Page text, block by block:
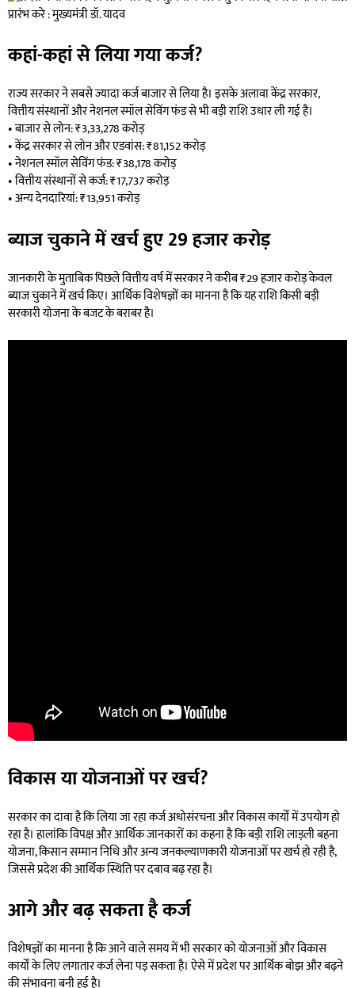
कहां-कहां से लिया गया कर्ज?
राज्य सरकार ने सबसे ज्यादा कर्ज बाजार से लिया है। इसके अलावा केंद्र सरकार,
वित्तीय संस्थानों और नेशनल स्मॉल सेविंग फंड से भी बड़ी राशि उधार ली गई है।
• बाजार से लोन: ₹3,33,278 करोड़
• केंद्र सरकार से लोन और एडवांस: ₹81,152 करोड़
• नेशनल स्मॉल सेविंग फंड: ₹38,178 करोड़
• वित्तीय संस्थानों से कर्ज: ₹17,737 करोड़
• अन्य देनदारियां: ₹13,951 करोड़
ब्याज चुकाने में खर्च हुए 29 हजार करोड़
जानकारी के मुताबिक पिछले वित्तीय वर्ष में सरकार ने करीब ₹29 हजार करोड़ केवल
ब्याज चुकाने में खर्च किए। आर्थिक विशेषज्ञों का मानना है कि यह राशि किसी बड़ी
सरकारी योजना के बजट के बराबर है।
विकास या योजनाओं पर खर्च?
सरकार का दावा है कि लिया जा रहा कर्ज अधोसंरचना और विकास कार्यों में उपयोग हो
रहा है। हालांकि विपक्ष और आर्थिक जानकारों का कहना है कि बड़ी राशि लाड़ली बहना
योजना, किसान सम्मान निधि और अन्य जनकल्याणकारी योजनाओं पर खर्च हो रही है,
जिससे प्रदेश की आर्थिक स्थिति पर दबाव बढ़ रहा है।
आगे और बढ़ सकता है कर्ज
विशेषज्ञों का मानना है कि आने वाले समय में भी सरकार को योजनाओं और विकास
कार्यों के लिए लगातार कर्ज लेना पड़ सकता है। ऐसे में प्रदेश पर आर्थिक बोझ और बढ़ने
की संभावना बनी हुई है।